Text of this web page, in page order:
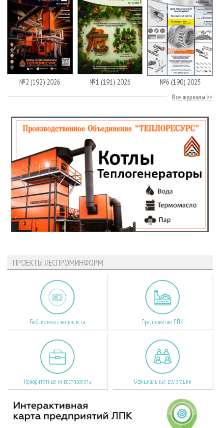
№2 (192) 2026 №1 (191) 2026 №6 (190) 2025
Все журналы
ПРОЕКТЫ ЛЕСПРОМИНФОРМ
Библиотека специалиста Предприятия ЛПК
Приоритетные инвестпроекты Официальные делегации